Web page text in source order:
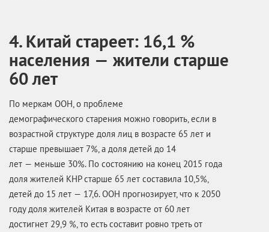
4. Китай стареет: 16,1 %
населения — жители старше
60 лет
По меркам ООН, о проблеме
демографического старения можно говорить, если в
возрастной структуре доля лиц в возрасте 65 лет и
старше превышает 7%, а доля детей до 14
лет — меньше 30%. По состоянию на конец 2015 года
доля жителей КНР старше 65 лет составила 10,5%,
детей до 15 лет — 17,6. ООН прогнозирует, что к 2050
году доля жителей Китая в возрасте от 60 лет
достигнет 29,9 %, то есть составит ровно треть от